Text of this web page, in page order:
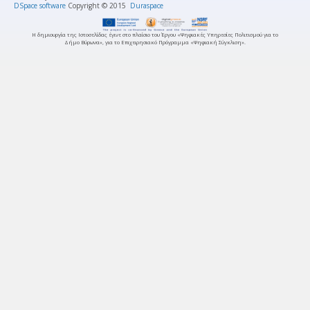
DSpace software Copyright © 2015 Duraspace
Η δημιουργία της Ιστοσελίδας έγινε στο πλαίσιο του Έργου «Ψηφιακές Υπηρεσίες Πολιτισμού για το
Δήμο Βύρωνα», για το Επιχειρησιακό Πρόγραμμα «Ψηφιακή Σύγκλιση».